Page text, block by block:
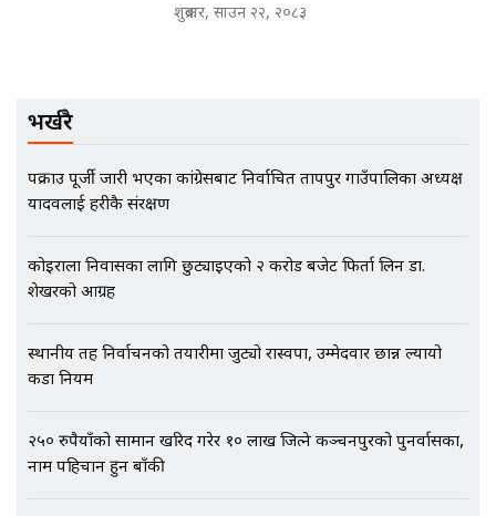
मृतकका परिवारप्रति मेडिकल काउन्सीलको
गोप्य अडियो र म्यासेज, गृह मन्त्रालय
कनेक्सन ! || VISIT VISA SCAM
एभरेष्ट अस्पताल फलोअपः CCTV फुटेज
गायब || Everest Hospital
शुक्रबार, साउन २२, २०८३
भर्खरै
पक्राउ पूर्जी जारी भएका कांग्रेसबाट निर्वाचित प्रतापपुर गाउँपालिका अध्यक्ष
यादवलाई प्रहरीकै संरक्षण
कोइराला निवासका लागि छुट्याइएको २ करोड बजेट फिर्ता लिन डा.
शेखरको आग्रह
स्थानीय तह निर्वाचनको तयारीमा जुट्यो रास्वपा, उम्मेदवार छान्न ल्यायो
कडा नियम
२५० रुपैयाँको सामान खरिद गरेर १० लाख जित्ने कञ्चनपुरको पुनर्वासका,
नाम पहिचान हुन बाँकी